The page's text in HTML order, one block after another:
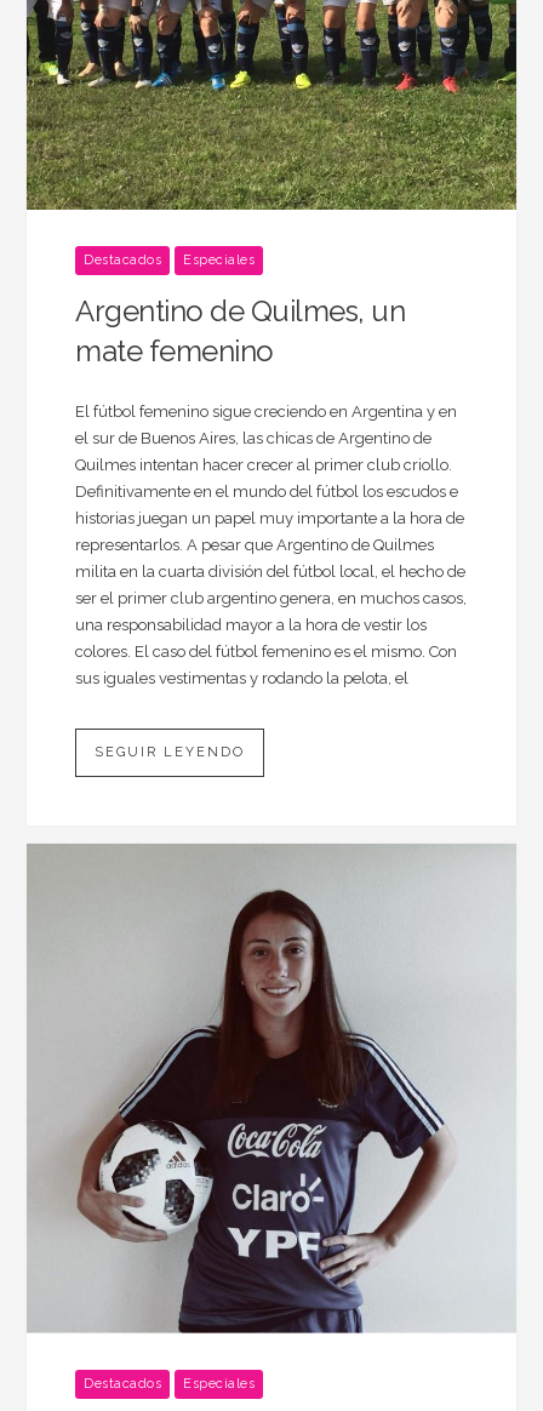
Destacados Especiales
Argentino de Quilmes, un
mate femenino
El fútbol femenino sigue creciendo en Argentina y en
el sur de Buenos Aires, las chicas de Argentino de
Quilmes intentan hacer crecer al primer club criollo.
Definitivamente en el mundo del fútbol los escudos e
historias juegan un papel muy importante a la hora de
representarlos. A pesar que Argentino de Quilmes
milita en la cuarta división del fútbol local, el hecho de
ser el primer club argentino genera, en muchos casos,
una responsabilidad mayor a la hora de vestir los
colores. El caso del fútbol femenino es el mismo. Con
sus iguales vestimentas y rodando la pelota, el
SEGUIR LEYENDO
Destacados Especiales